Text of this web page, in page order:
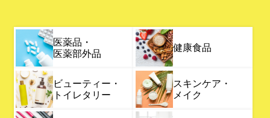
医薬品・
医薬部外品
健康食品
ビューティー・
トイレタリー
スキンケア・
メイク